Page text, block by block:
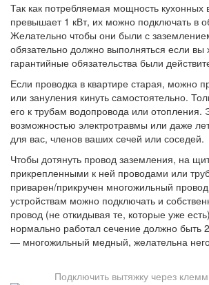
Так как потребляемая мощность кухонных
превышает 1 кВт, их можно подключать в
Желательно чтобы они были с
обязательно должно выполняться если вы
гарантийные обязательства были
Если проводка в квартире старая, можно
или зануления кинуть самостоятельно.
его к трубам водопровода или отопления.
возможностью электротравмы или даже
для вас, членов ваших сечей или соседей.
Чтобы дотянуть провод заземления, на
прикрепленными к ней проводами или
приварен/прикручен многожильный
устройствам можно подключать и
провод (не откидывая те, которые уже
нормально работал сечение должно быть
— многожильный медный, желательна
Подключить вытяжку через